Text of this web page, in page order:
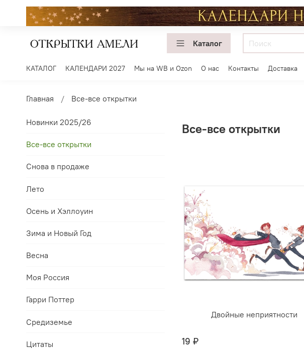
Каталог
КАТАЛОГ КАЛЕНДАРИ 2027 Мы на WB и Ozon О нас Контакты Доставка
Главная Все-все открытки
Все-все открытки
Двойные неприятности
19 ₽
Новинки 2025/26
Все-все открытки
Снова в продаже
Лето
Осень и Хэллоуин
Зима и Новый Год
Весна
Моя Россия
Гарри Поттер
Средиземье
Цитаты